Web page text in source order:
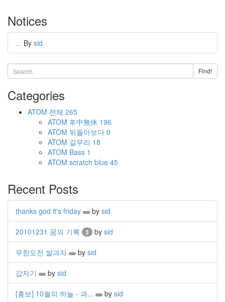
Notices
... By sid
Find!
Categories
ATOM 전체 265
ATOM 年中無休 196
ATOM 뒤돌아보다 0
ATOM 갈무리 18
ATOM Bass 1
ATOM scratch blue 45
Recent Posts
thanks god it's friday by sid
20101231 꿈의 기록 3 by sid
무한도전 쌀과자 by sid
갑자기 by sid
[홍보] 10월의 하늘 - 과... by sid